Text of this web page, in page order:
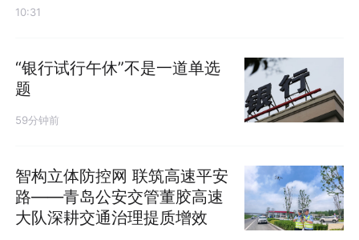
10:31
“银行试行午休”不是一道单选
题
59分钟前
智构立体防控网 联筑高速平安
路——青岛公安交管董胶高速
大队深耕交通治理提质增效